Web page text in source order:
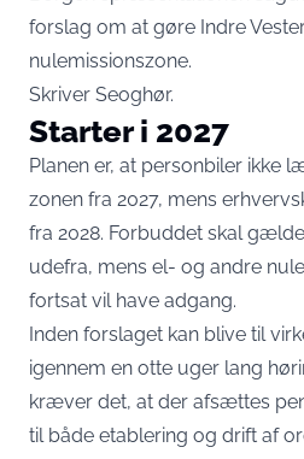
forslag om at gøre Indre
nulemissionszone.
Skriver Seoghør.
Starter i 2027
Planen er, at personbiler ikke
zonen fra 2027, mens
fra 2028. Forbuddet skal
udefra, mens el- og andre
fortsat vil have adgang.
Inden forslaget kan blive til
igennem en otte uger lang
kræver det, at der afsættes
til både etablering og drift af